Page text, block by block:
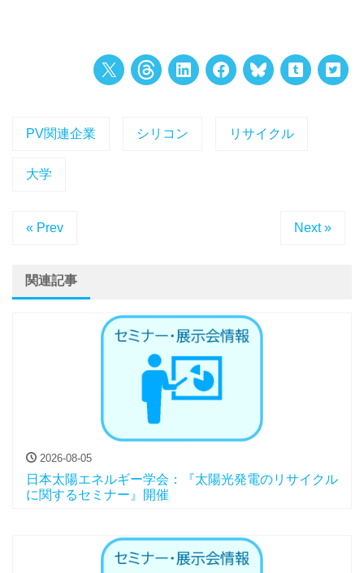
PV関連企業 シリコン リサイクル
大学
« Prev Next »
関連記事
2026-08-05
日本太陽エネルギー学会：『太陽光発電のリサイクル
に関するセミナー』開催